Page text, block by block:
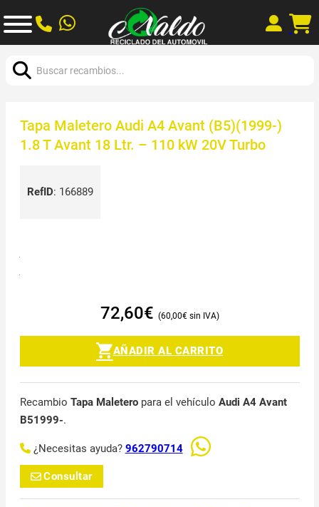
Tapa Maletero Audi A4 Avant (B5)(1999-)
1.8 T Avant 18 Ltr. – 110 kW 20V Turbo
RefID: 166889
72,60€ 60,00€
AÑADIR AL CARRITO
Recambio Tapa Maleteropara el vehículo Audi A4 Avant
B51999-.
¿Necesitas ayuda? 962790714
Consultar